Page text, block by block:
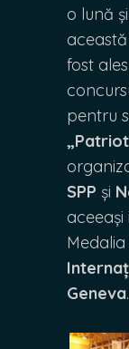
o lună
fost
pentru
SPP și
aceeași
Geneva.